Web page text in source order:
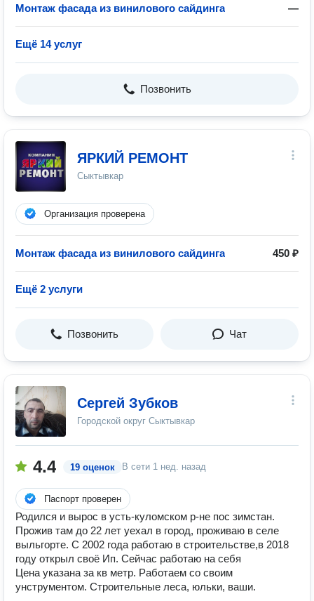
Монтаж фасада из винилового сайдинга —
Ещё 14 услуг
Позвонить
ЯРКИЙ РЕМОНТ
Сыктывкар
Организация проверена
Монтаж фасада из винилового сайдинга 450 ₽
Ещё 2 услуги
Позвонить Чат
Сергей Зубков
Городской округ Сыктывкар
4.4 19 оценок В сети 1 нед. назад
Паспорт проверен
Родился и вырос в усть-куломском р-не пос зимстан.
Прожив там до 22 лет уехал в город, проживаю в селе
выльгорте. С 2002 года работаю в строительстве,в 2018
году открыл своё Ип. Сейчас работаю на себя
Цена указана за кв метр. Работаем со своим
унструментом. Строительные леса, юльки, ваши.